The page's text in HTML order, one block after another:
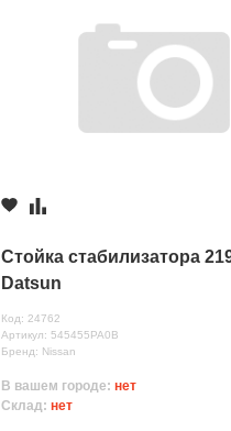
Стойка стабилизатора
Datsun
Код: 24762
Артикул: 545455PA0B
Бренд: Nissan
В вашем городе: нет
Склад: нет